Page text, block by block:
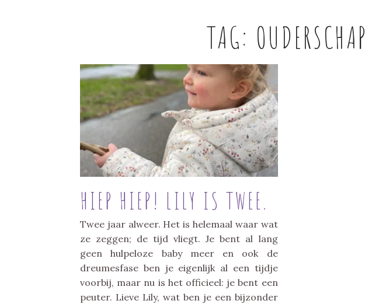
TAG: OUDERSCHAP
HIEP HIEP! LILY IS TWEE.
Twee jaar alweer. Het is helemaal waar wat
ze zeggen; de tijd vliegt. Je bent al lang
geen hulpeloze baby meer en ook de
dreumesfase ben je eigenlijk al een tijdje
voorbij, maar nu is het officieel: je bent een
peuter. Lieve Lily, wat ben je een bijzonder